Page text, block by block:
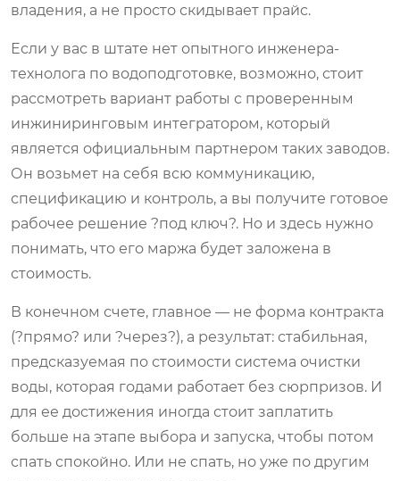
владения, а не просто скидывает прайс.
Если у вас в штате нет опытного инженера-
технолога по водоподготовке, возможно, стоит
рассмотреть вариант работы с проверенным
инжиниринговым интегратором, который
является официальным партнером таких заводов.
Он возьмет на себя всю коммуникацию,
спецификацию и контроль, а вы получите готовое
рабочее решение ?под ключ?. Но и здесь нужно
понимать, что его маржа будет заложена в
стоимость.
В конечном счете, главное — не форма контракта
(?прямо? или ?через?), а результат: стабильная,
предсказуемая по стоимости система очистки
воды, которая годами работает без сюрпризов. И
для ее достижения иногда стоит заплатить
больше на этапе выбора и запуска, чтобы потом
спать спокойно. Или не спать, но уже по другим